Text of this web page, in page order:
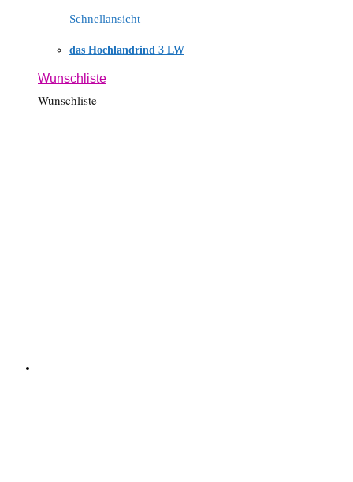
Schnellansicht
das Hochlandrind 3 LW
Wunschliste
Wunschliste